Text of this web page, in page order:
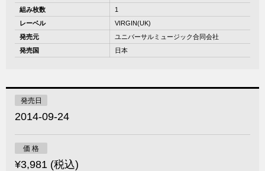
組み枚数
1
レーベル
VIRGIN(UK)
発売元
ユニバーサルミュージック合同会社
発売国
日本
発売日
2014-09-24
価 格
¥3,981 (税込)